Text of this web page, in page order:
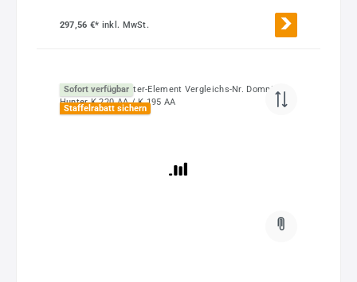
297,56 €* inkl. MwSt.
Sofort verfügbar
Staffelrabatt sichern